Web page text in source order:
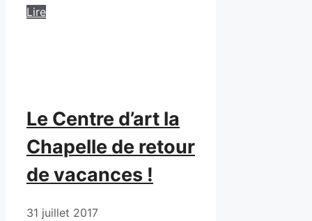
Lire
Le Centre d’art la
Chapelle de retour
de vacances !
31 juillet 2017